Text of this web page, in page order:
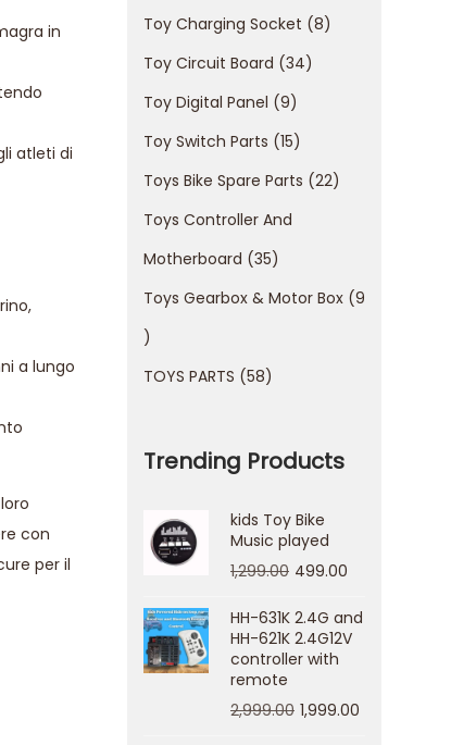
in
atleti di
a lungo
con
per il
Toy Charging Socket 8
Toy Circuit Board 34
Toy Digital Panel 9
Toy Switch Parts 15
Toys Bike Spare Parts 22
Toys Controller And
Motherboard 35
Toys Gearbox & Motor Box 9
TOYS PARTS 58
Trending Products
kids Toy Bike
Music played
1,299.00 499.00
HH-631K 2.4G and
HH-621K 2.4G12V
controller with
remote
2,999.00 1,999.00